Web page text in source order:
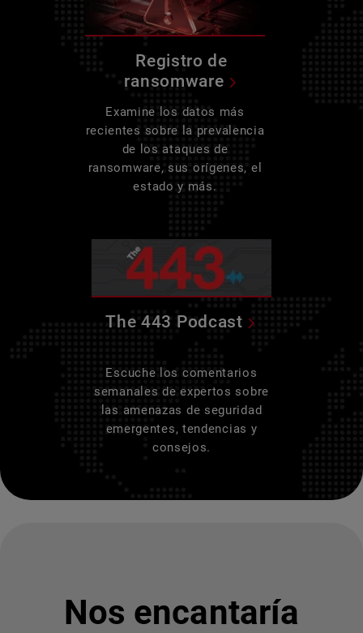
Registro de
ransomware
Examine los datos más
recientes sobre la prevalencia
de los ataques de
ransomware, sus orígenes, el
estado y más.
The 443 Podcast
Escuche los comentarios
semanales de expertos sobre
las amenazas de seguridad
emergentes, tendencias y
consejos.
Nos encantaría